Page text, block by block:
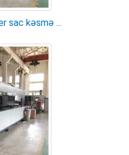
sac kəsmə ...